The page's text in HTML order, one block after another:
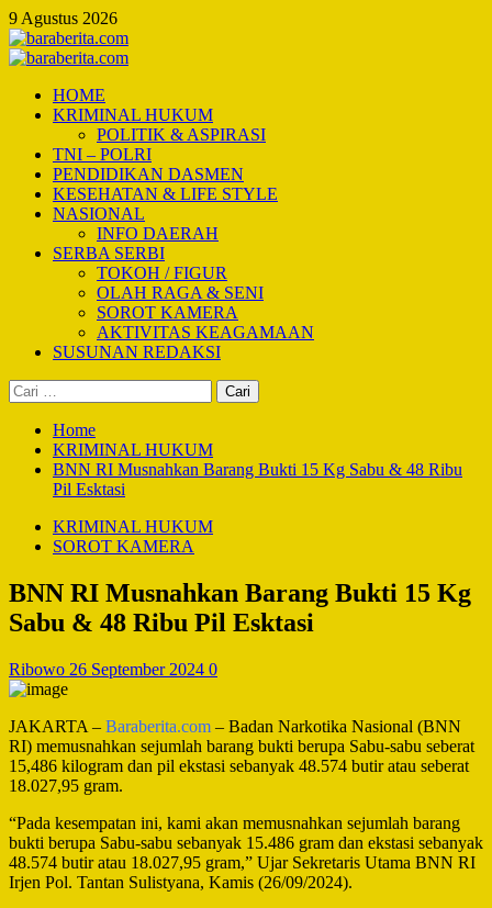
Skip
to
content
9 Agustus 2026
Primary
HOME
KRIMINAL HUKUM
POLITIK & ASPIRASI
TNI – POLRI
PENDIDIKAN DASMEN
KESEHATAN & LIFE STYLE
NASIONAL
INFO DAERAH
SERBA SERBI
TOKOH / FIGUR
OLAH RAGA & SENI
SOROT KAMERA
AKTIVITAS KEAGAMAAN
SUSUNAN REDAKSI
Cari
untuk:
Home
KRIMINAL HUKUM
BNN RI Musnahkan Barang Bukti 15 Kg Sabu & 48 Ribu
Pil Esktasi
KRIMINAL HUKUM
SOROT KAMERA
BNN RI Musnahkan Barang Bukti 15 Kg
Sabu & 48 Ribu Pil Esktasi
Ribowo 26 September 2024 0
JAKARTA – Baraberita.com – Badan Narkotika Nasional (BNN
RI) memusnahkan sejumlah barang bukti berupa Sabu-sabu seberat
15,486 kilogram dan pil ekstasi sebanyak 48.574 butir atau seberat
18.027,95 gram.
“Pada kesempatan ini, kami akan memusnahkan sejumlah barang
bukti berupa Sabu-sabu sebanyak 15.486 gram dan ekstasi sebanyak
48.574 butir atau 18.027,95 gram,” Ujar Sekretaris Utama BNN RI
Irjen Pol. Tantan Sulistyana, Kamis (26/09/2024).